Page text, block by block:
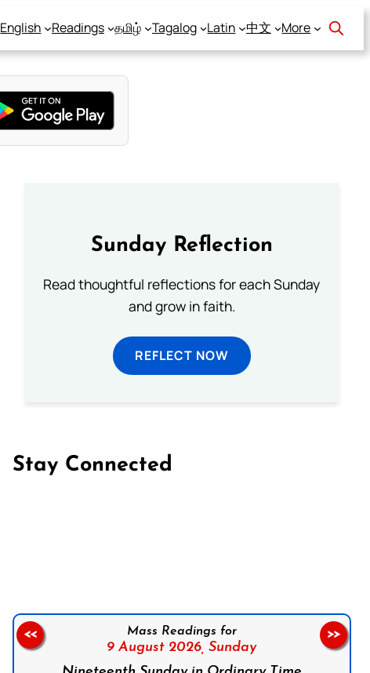
English Readings தமிழ் Tagalog Latin 中文 More
Sunday Reflection
Read thoughtful reflections for each Sunday
and grow in faith.
REFLECT NOW
Stay Connected
Mass Readings for
9 August 2026, Sunday
<< >>